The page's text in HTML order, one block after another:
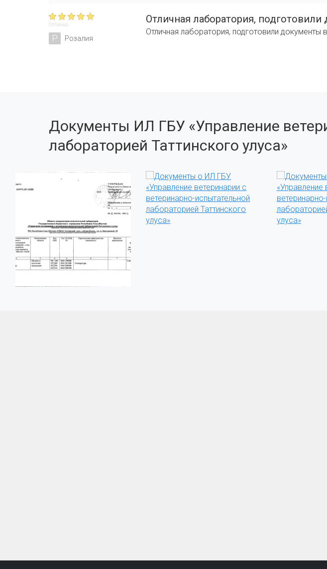
Отлично
Р Розалия
Отличная лаборатория,
Отличная лаборатория, подготовили документы
Документы ИЛ ГБУ «Управление
лабораторией Таттинского улуса»